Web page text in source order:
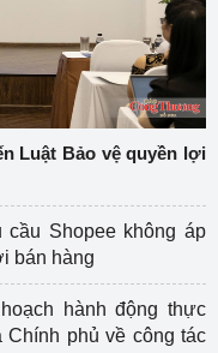
Luật Bảo vệ quyền lợi
cầu Shopee không áp
bán hàng
hành động thực
Chính phủ về công tác